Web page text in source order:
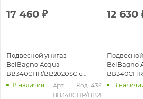
17 460 ₽
Подвесной унитаз
BelBagno Acqua
BB340CHR/BB2020SC с
сиденьем микролифт,
В наличии
Арт.:
BB340CHR/BB2020SC
Код: 43643
12 630
BelBagno
белый
В